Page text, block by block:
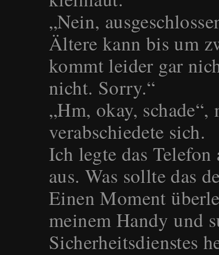
„Nein,
Ältere kann bis um
kommt leider gar
nicht. Sorry.“
„Hm, okay,
verabschiedete sich.
Ich legte das
aus. Was sollte das
Einen Moment
meinem Handy und
Sicherheitsdienstes